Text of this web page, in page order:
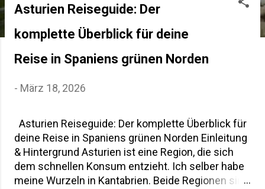
Asturien Reiseguide: Der
komplette Überblick für deine
Reise in Spaniens grünen Norden
- März 18, 2026
Asturien Reiseguide: Der komplette Überblick für
deine Reise in Spaniens grünen Norden Einleitung
& Hintergrund Asturien ist eine Region, die sich
dem schnellen Konsum entzieht. Ich selber habe
meine Wurzeln in Kantabrien. Beide Regionen sind